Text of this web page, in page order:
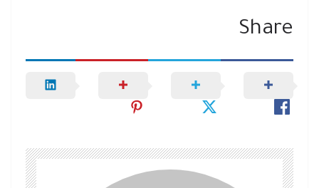
Share